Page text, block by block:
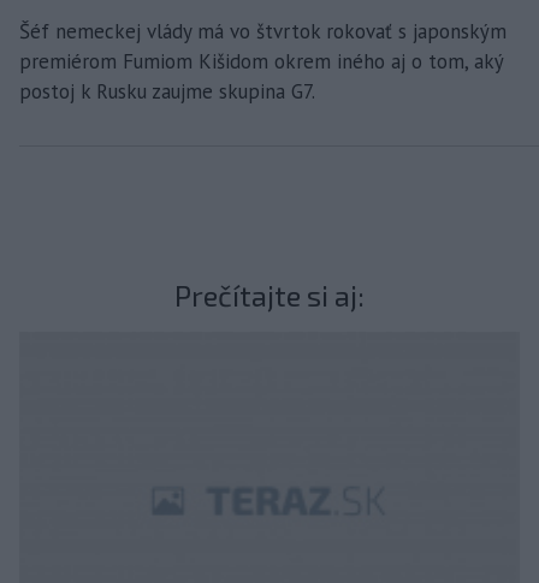
Šéf nemeckej vlády má vo štvrtok rokovať s japonským
premiérom Fumiom Kišidom okrem iného aj o tom, aký
postoj k Rusku zaujme skupina G7.
Prečítajte si aj: